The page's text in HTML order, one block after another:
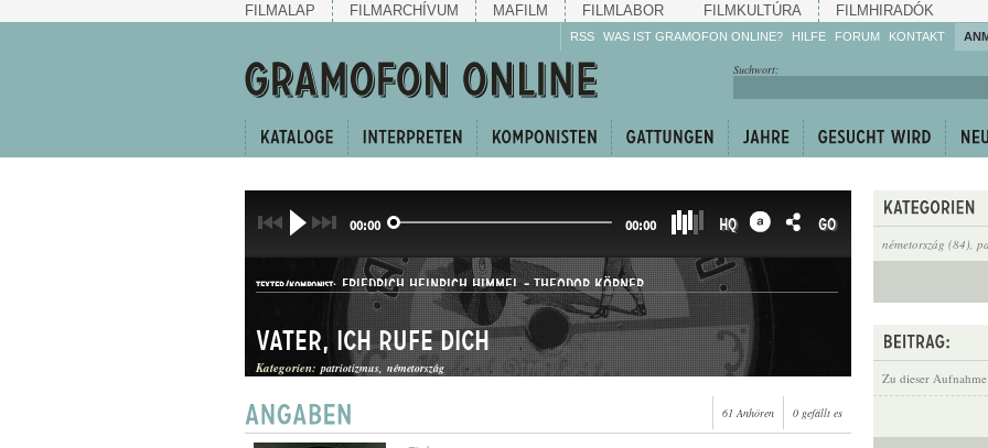
FILMALAP FILMARCHÍVUM MAFILM FILMLABOR FILMKULTÚRA FILMHIRADÓK
RSS WAS IST GRAMOFON ONLINE? HILFE
Machen Sie mit!
weiter!
FORUM KONTAKT
Suchwort:
németország (84),
Zu dieser
00:00 00:00 HQ GO
TEXTER/KOMPONIST: FRIEDRICH HEINRICH HIMMEL-THEODOR KÖRNER
Vater, ich rufe dich
Kategorien: patriotizmus németország
61 Anhören 0 gefällt es